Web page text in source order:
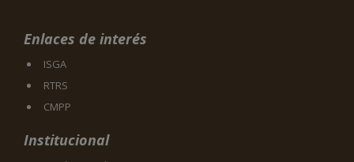
Enlaces de interés
ISGA
RTRS
CMPP
Institucional